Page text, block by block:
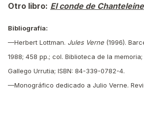
Otro libro: El conde de Chanteleine
Bibliografía:
—Herbert Lottman. Jules Verne (1996).
1988; 458 pp.; col. Biblioteca de la
Gallego Urrutia; ISBN: 84-339-0782-4.
—Monográfico dedicado a Julio Verne.